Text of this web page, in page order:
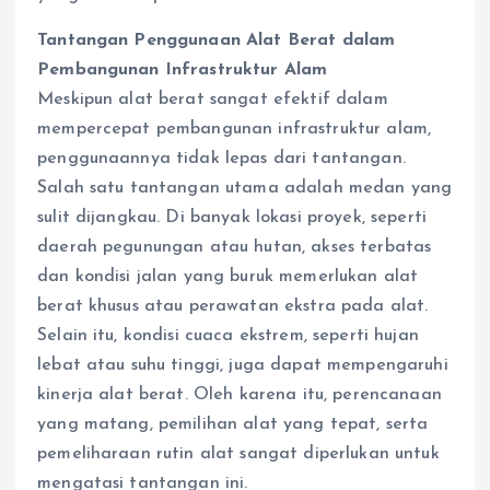
Tantangan Penggunaan Alat Berat dalam
Pembangunan Infrastruktur Alam
Meskipun alat berat sangat efektif dalam
mempercepat pembangunan infrastruktur alam,
penggunaannya tidak lepas dari tantangan.
Salah satu tantangan utama adalah medan yang
sulit dijangkau. Di banyak lokasi proyek, seperti
daerah pegunungan atau hutan, akses terbatas
dan kondisi jalan yang buruk memerlukan alat
berat khusus atau perawatan ekstra pada alat.
Selain itu, kondisi cuaca ekstrem, seperti hujan
lebat atau suhu tinggi, juga dapat mempengaruhi
kinerja alat berat. Oleh karena itu, perencanaan
yang matang, pemilihan alat yang tepat, serta
pemeliharaan rutin alat sangat diperlukan untuk
mengatasi tantangan ini.